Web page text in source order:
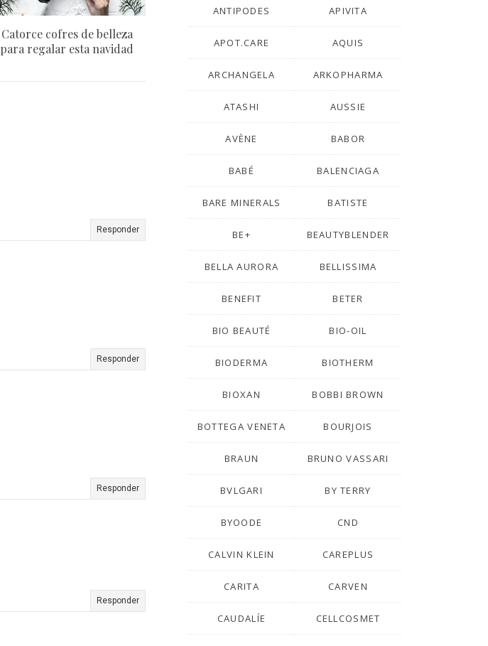
Catorce cofres de belleza
para regalar esta navidad
Responder
Responder
Responder
Responder
ANTIPODES APIVITA
APOT.CARE AQUIS
ARCHANGELA ARKOPHARMA
ATASHI AUSSIE
AVÈNE BABOR
BABÉ BALENCIAGA
BARE MINERALS BATISTE
BE+ BEAUTYBLENDER
BELLA AURORA BELLISSIMA
BENEFIT BETER
BIO BEAUTÉ BIO-OIL
BIODERMA BIOTHERM
BIOXAN BOBBI BROWN
BOTTEGA VENETA BOURJOIS
BRAUN BRUNO VASSARI
BVLGARI BY TERRY
BYOODE CND
CALVIN KLEIN CAREPLUS
CARITA CARVEN
CAUDALÍE CELLCOSMET